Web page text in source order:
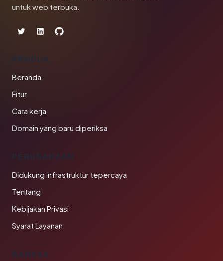
untuk web terbuka.
PRODUK
Beranda
Fitur
Cara kerja
Domain yang baru diperiksa
PERUSAHAAN
Didukung infrastruktur tepercaya
Tentang
Kebijakan Privasi
Syarat Layanan
BAHASA